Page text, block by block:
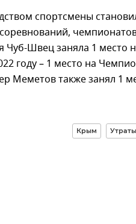
спортсмены
Чуб-Швец заняла 1 место
году – 1 место на
Меметов также занял 1
Крым Утраты